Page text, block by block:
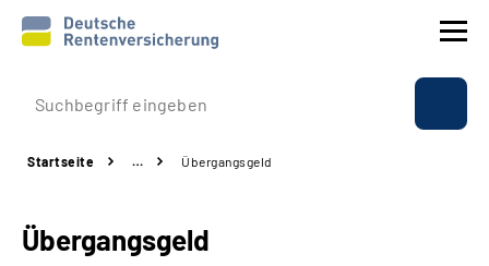
Prävention
Rente
Startseite … Übergangsgeld
Übergangsgeld